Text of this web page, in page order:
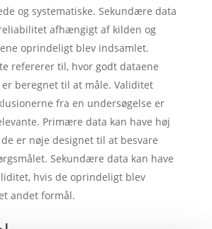
og systematiske. Sekundære data
afhængigt af kilden og
oprindeligt blev indsamlet.
refererer til, hvor godt dataene
beregnet til at måle. Validitet
fra en undersøgelse er
Primære data kan have høj
er nøje designet til at besvare
Sekundære data kan have
hvis de oprindeligt blev
andet formål.